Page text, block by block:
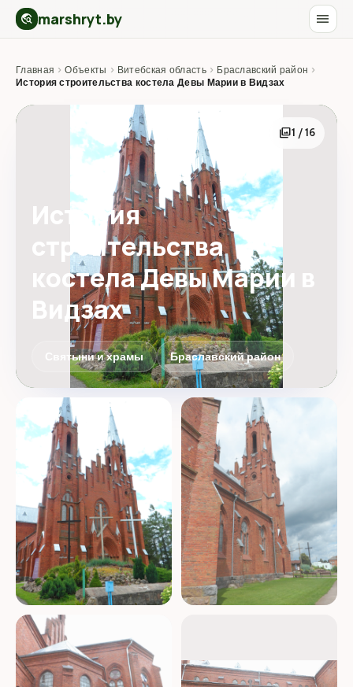
travel_explore marshryt.by menu
Главная › Объекты › Витебская область › Браславский район ›
История строительства костела Девы Марии в Видзах
photo_library1 / 16
История
строительства
костела Девы Марии в
Видзах
Святыни и храмы Браславский район